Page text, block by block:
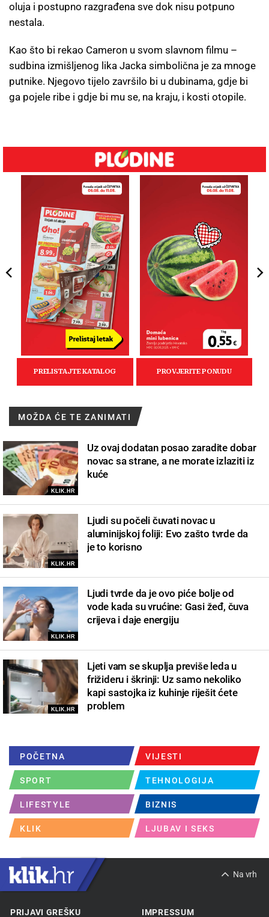
oluja i postupno razgrađena sve dok nisu potpuno
nestala.
Kao što bi rekao Cameron u svom slavnom filmu –
sudbina izmišljenog lika Jacka simbolična je za mnoge
putnike. Njegovo tijelo završilo bi u dubinama, gdje bi
ga pojele ribe i gdje bi mu se, na kraju, i kosti otopile.
MOŽDA ĆE TE ZANIMATI
KLIK.HR
Uz ovaj dodatan posao zaradite dobar
novac sa strane, a ne morate izlaziti iz
kuće
KLIK.HR
Ljudi su počeli čuvati novac u
aluminijskoj foliji: Evo zašto tvrde da
je to korisno
KLIK.HR
Ljudi tvrde da je ovo piće bolje od
vode kada su vrućine: Gasi žeđ, čuva
crijeva i daje energiju
KLIK.HR
Ljeti vam se skuplja previše leda u
frižideru i škrinji: Uz samo nekoliko
kapi sastojka iz kuhinje riješit ćete
problem
POČETNA VIJESTI
SPORT TEHNOLOGIJA
LIFESTYLE BIZNIS
KLIK LJUBAV I SEKS
Na vrh
PRIJAVI GREŠKU IMPRESSUM